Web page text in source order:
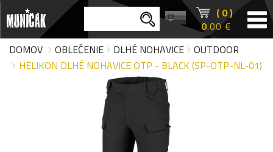
( 0 )
0.00 €
DOMOV
OBLEČENIE DLHÉ NOHAVICE
OUTDOOR
HELIKON DLHÉ NOHAVICE OTP - BLACK (SP-OTP-NL-01)